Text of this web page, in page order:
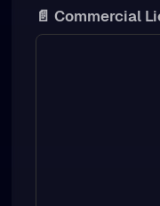
📄 Commercial